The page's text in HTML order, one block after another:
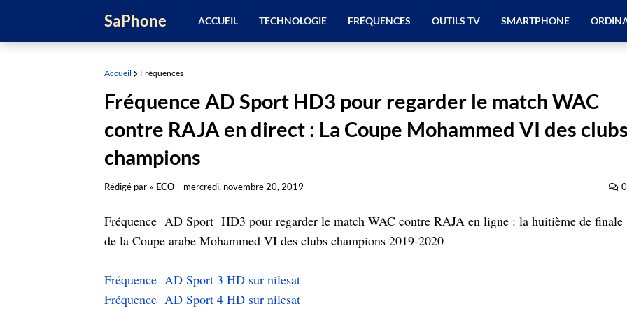
SaPhone ACCUEIL TECHNOLOGIE FRÉQUENCES OUTILS TV SMARTPHONE
Accueil Fréquences
Fréquence AD Sport HD3 pour regarder le match WAC
contre RAJA en direct : La Coupe Mohammed VI des
champions
Rédigé par » ECO - mercredi, novembre 20, 2019 0
Fréquence AD Sport HD3 pour regarder le match WAC contre RAJA en ligne : la huitième de finale
de la Coupe arabe Mohammed VI des clubs champions 2019-2020
Fréquence AD Sport 3 HD sur nilesat
Fréquence AD Sport 4 HD sur nilesat